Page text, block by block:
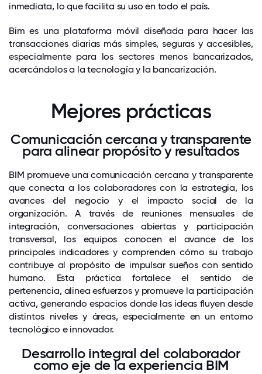
inmediata, lo que facilita su uso en todo el país.
Bim es una plataforma móvil diseñada para hacer las
transacciones diarias más simples, seguras y accesibles,
especialmente para los sectores menos bancarizados,
acercándolos a la tecnología y la bancarización.
Mejores prácticas
Comunicación cercana y transparente
para alinear propósito y resultados
BIM promueve una comunicación cercana y transparente
que conecta a los colaboradores con la estrategia, los
avances del negocio y el impacto social de la
organización. A través de reuniones mensuales de
integración, conversaciones abiertas y participación
transversal, los equipos conocen el avance de los
principales indicadores y comprenden cómo su trabajo
contribuye al propósito de impulsar sueños con sentido
humano. Esta práctica fortalece el sentido de
pertenencia, alinea esfuerzos y promueve la participación
activa, generando espacios donde las ideas fluyen desde
distintos niveles y áreas, especialmente en un entorno
tecnológico e innovador.
Desarrollo integral del colaborador
como eje de la experiencia BIM